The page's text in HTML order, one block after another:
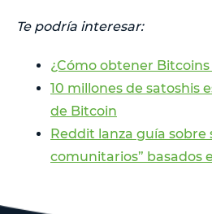
Te podría interesar:
¿Cómo obtener
10 millones de satoshis
de Bitcoin
Reddit lanza guía sobre
comunitarios” basados